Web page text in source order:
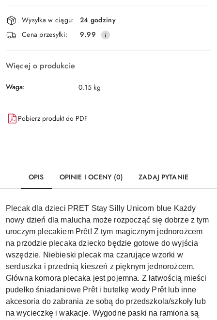
Wyślij
Dostępność
i
dostawa
Wysyłka w ciągu:
24 godziny
Cena przesyłki:
9.99
Więcej o produkcie
Waga: 0.15 kg
Pobierz produkt do PDF
OPIS OPINIE I OCENY (0) ZADAJ PYTANIE
Plecak dla dzieci PRET Stay Silly Unicorn blue Każdy
nowy dzień dla malucha może rozpocząć się dobrze z tym
uroczym plecakiem Prêt! Z tym magicznym jednorożcem
na przodzie plecaka dziecko będzie gotowe do wyjścia
wszędzie. Niebieski plecak ma czarujące wzorki w
serduszka i przednią kieszeń z pięknym jednorożcem.
Główna komora plecaka jest pojemna. Z łatwością mieści
pudełko śniadaniowe Prêt i butelkę wody Prêt lub inne
akcesoria do zabrania ze sobą do przedszkola/szkoły lub
na wycieczkę i wakacje. Wygodne paski na ramiona są